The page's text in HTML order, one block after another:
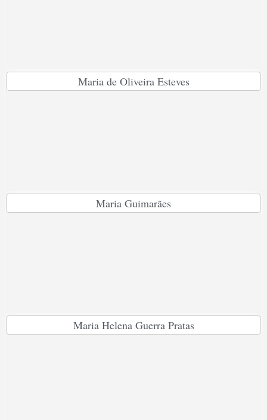
Maria de Oliveira Esteves
Maria Guimarães
Maria Helena Guerra Pratas